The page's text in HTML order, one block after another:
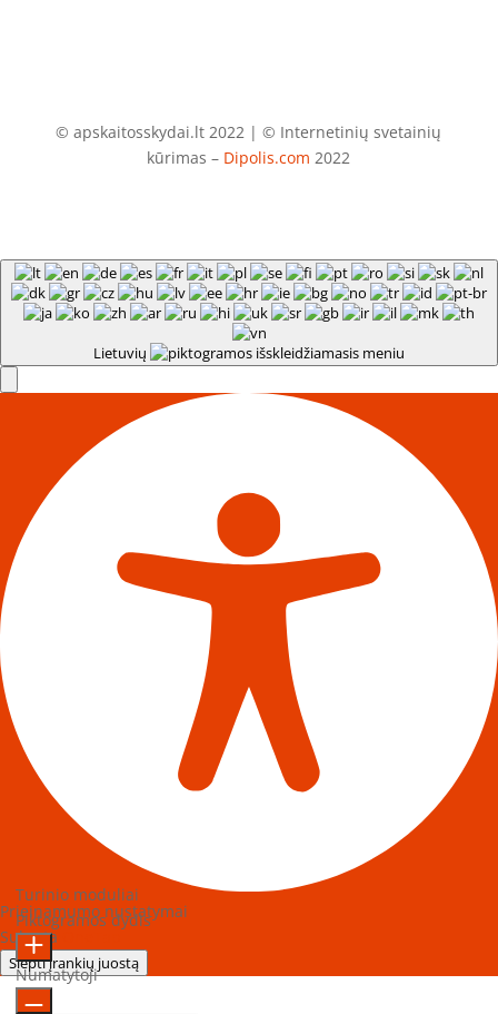
© apskaitosskydai.lt 2022 | © Internetinių svetainių
kūrimas – Dipolis.com 2022
Lietuvių
Prieinamumo nustatymai
Sukurta
Slėpti įrankių juostą
Turinio moduliai
Piktogramos dydis
Numatytoji